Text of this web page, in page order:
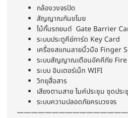
กล้องวงจรปิด
สัญญาณกันขโมย
ไม้กั้นรถยนต์ Gate Barrier
ระบบประตูคีย์การ์ด Key Card
เครื่องสแกนลายนิ้วมือ Finger
ระบบสัญญาณเตือนอัคคีภัย
ระบบ อินเตอร์เน็ท WIFI
วิทยุสื่อสาร
เสียงตามสาย ไมค์ประชุม ชุดปร
ระบบความปลอดภัยครบวงจร